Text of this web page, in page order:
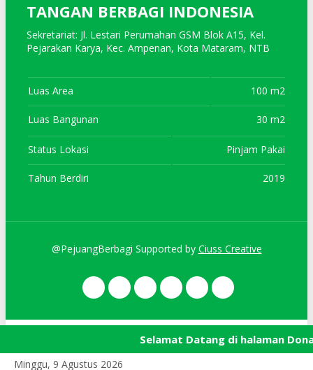
Minggu, 9 Agustus 2026
TANGAN BERBAGI INDONESIA
Sekretariat: Jl. Lestari Perumahan GSM Blok A15, Kel.
Pejarakan Karya, Kec. Ampenan, Kota Mataram, NTB
Luas Area 100 m2
Luas Bangunan 30 m2
Status Lokasi Pinjam Pakai
Tahun Berdiri 2019
@PejuangBerbagi Supported by Ciuss Creative
Selamat Datang di halaman